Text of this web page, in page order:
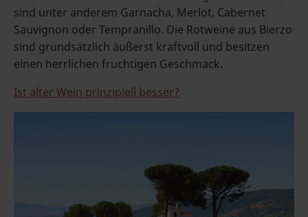
sind unter anderem Garnacha, Merlot, Cabernet
Sauvignon oder Tempranillo. Die Rotweine aus Bierzo
sind grundsätzlich äußerst kraftvoll und besitzen
einen herrlichen fruchtigen Geschmack.
Ist alter Wein prinzipiell besser?